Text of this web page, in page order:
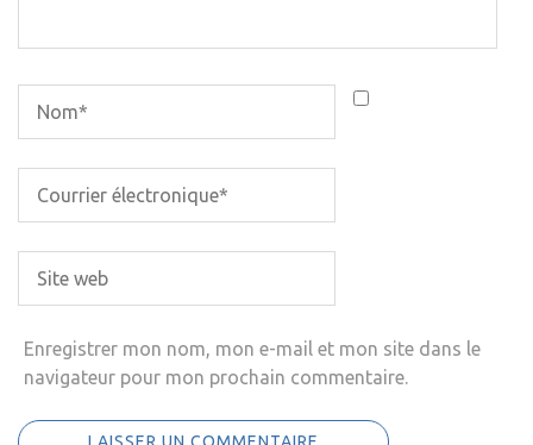
Enregistrer mon nom, mon e-mail et mon site dans le
navigateur pour mon prochain commentaire.